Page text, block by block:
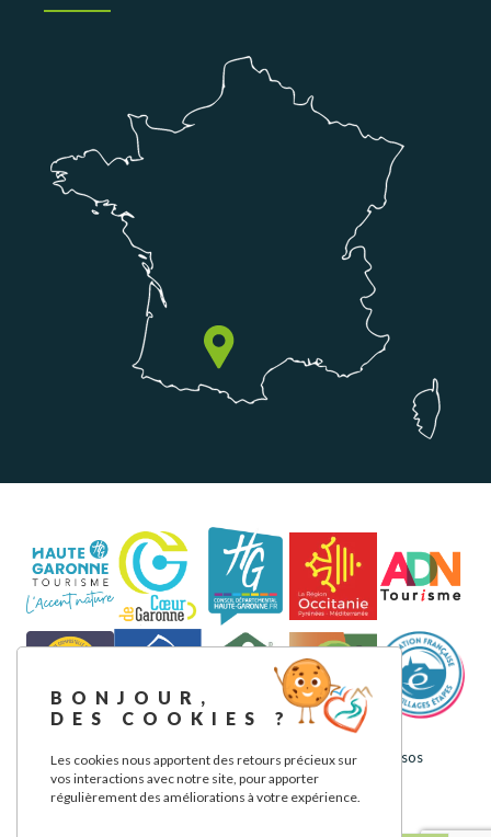
Aviso legalPolítica de privacidadNuestros compromisos
BONJOUR,
DES COOKIES ?
Les cookies nous apportent des retours précieux sur
vos interactions avec notre site, pour apporter
régulièrement des améliorations à votre expérience.